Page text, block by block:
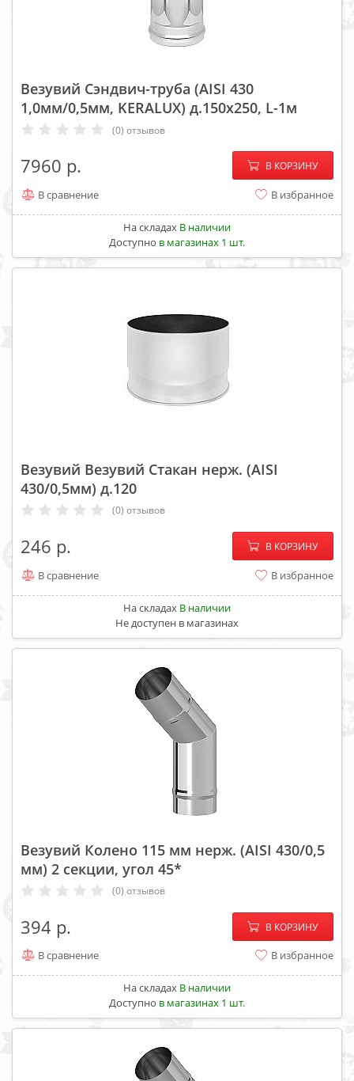
Везувий Сэндвич-труба (AISI 430
1,0мм/0,5мм, KERALUX) д.150х250, L-1м
(0) отзывов
7960 − +
В КОРЗИНУ
В сравнение В избранное
На складах В наличии
Доступно в магазинах 1 шт.
Везувий Везувий Стакан нерж. (AISI
430/0,5мм) д.120
(0) отзывов
246 − +
В КОРЗИНУ
В сравнение В избранное
На складах В наличии
Не доступен в магазинах
Везувий Колено 115 мм нерж. (AISI 430/0,5
мм) 2 секции, угол 45*
(0) отзывов
394 − +
В КОРЗИНУ
В сравнение В избранное
На складах В наличии
Доступно в магазинах 1 шт.